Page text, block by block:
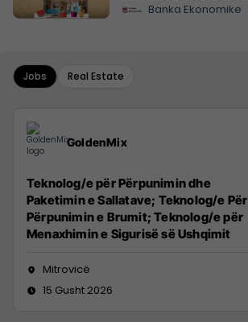
Banka Ekonomike
Jobs Real Estate
GoldenMix
Teknolog/e për Përpunimin dhe
Paketimin e Sallatave; Teknolog/e Për
Përpunimin e Brumit; Teknolog/e për
Menaxhimin e Sigurisë së Ushqimit
Mitrovicë
15 Gusht 2026